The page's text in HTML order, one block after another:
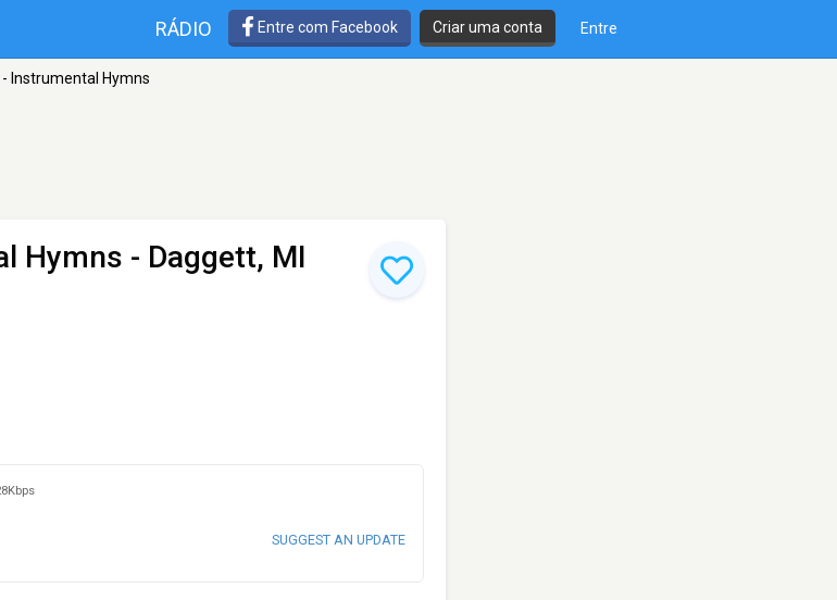
RÁDIO Entre com Facebook Criar uma conta Entre
Instrumental Hymns
Hymns - Daggett, MI
SUGGEST AN UPDATE